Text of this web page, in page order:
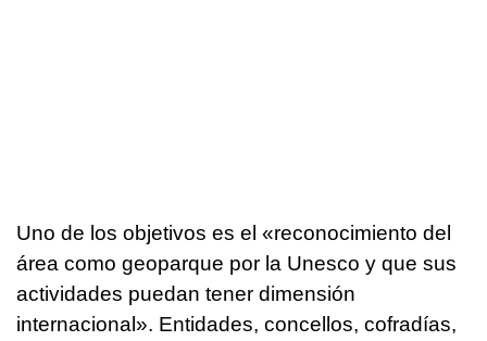
Uno de los objetivos es el «reconocimiento del
área como geoparque por la Unesco y que sus
actividades puedan tener dimensión
internacional». Entidades, concellos, cofradías,